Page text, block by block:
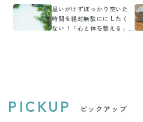
思いがけずぽっかり空いた
時間を絶対無駄ににしたく
ない！「心と体を整える」
PICKUP ピックアップ